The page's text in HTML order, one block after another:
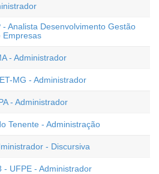
Analista Desenvolvimento Gestão
Empresas
- Administrador
MG - Administrador
- Administrador
Tenente - Administração
- Discursiva
- UFPE - Administrador